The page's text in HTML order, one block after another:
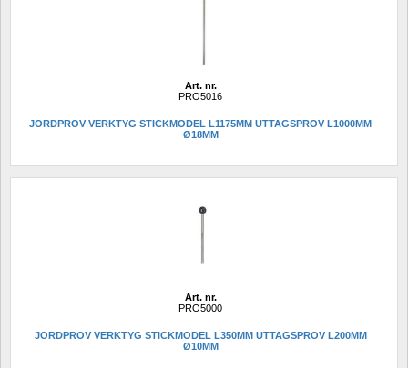
Art. nr.
PRO5016
JORDPROV VERKTYG STICKMODEL L1175MM UTTAGSPROV L1000MM
Ø18MM
Art. nr.
PRO5000
JORDPROV VERKTYG STICKMODEL L350MM UTTAGSPROV L200MM
Ø10MM